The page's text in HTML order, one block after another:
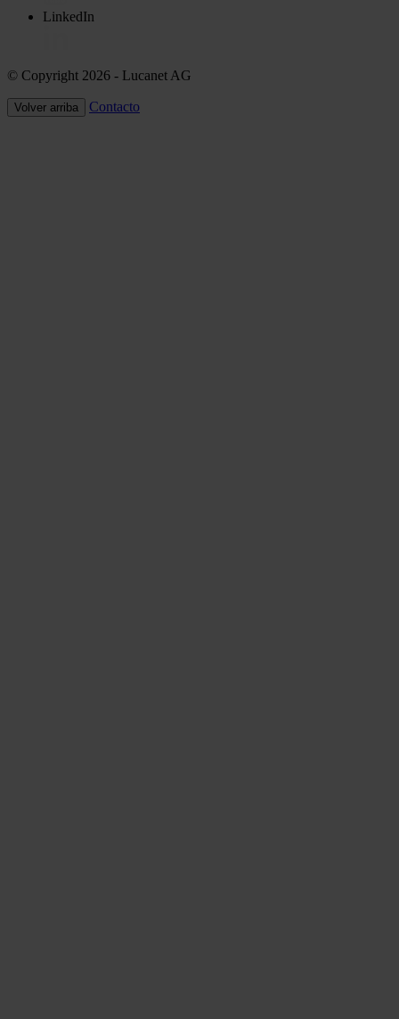
LinkedIn
© Copyright 2026 - Lucanet AG
Volver arriba Contacto